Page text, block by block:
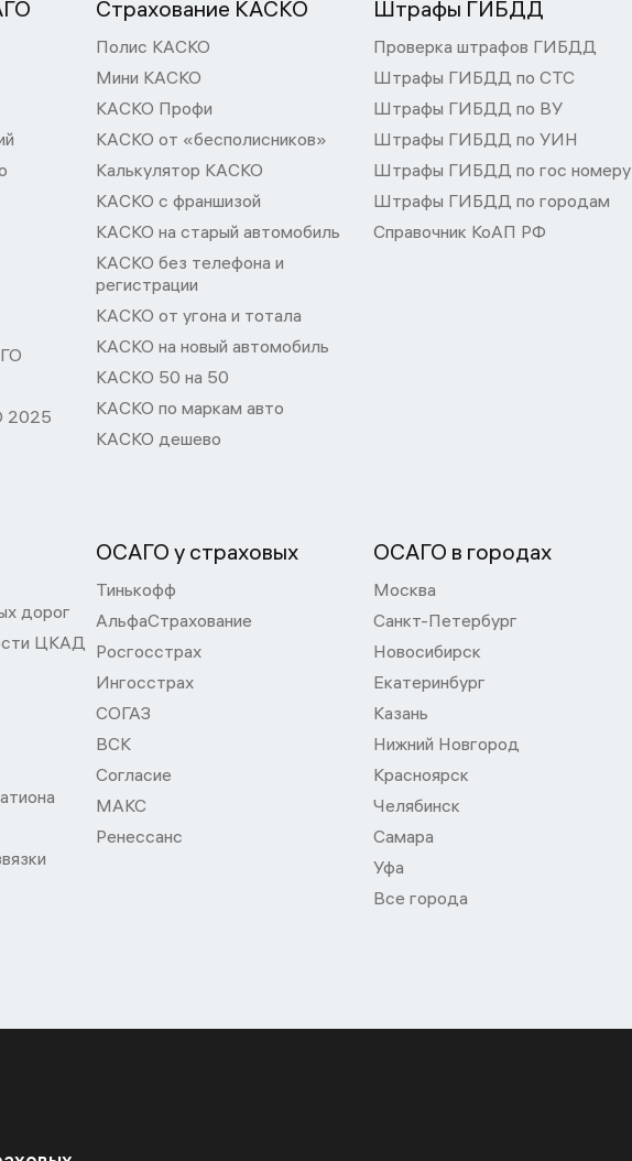
2025
Страхование КАСКО
Полис КАСКО
Мини КАСКО
КАСКО Профи
КАСКО от «бесполисников»
Калькулятор КАСКО
КАСКО с франшизой
КАСКО на старый автомобиль
КАСКО без телефона и
регистрации
КАСКО от угона и тотала
КАСКО на новый автомобиль
КАСКО 50 на 50
КАСКО по маркам авто
КАСКО дешево
Штрафы ГИБДД
Проверка штрафов ГИБДД
Штрафы ГИБДД по СТС
Штрафы ГИБДД по ВУ
Штрафы ГИБДД по УИН
Штрафы ГИБДД по гос номеру
Штрафы ГИБДД по городам
Справочник КоАП РФ
дорог
ЦКАД
ОСАГО у страховых
Тинькофф
АльфаСтрахование
Росгосстрах
Ингосстрах
СОГАЗ
ВСК
Согласие
МАКС
Ренессанс
ОСАГО в городах
Москва
Санкт-Петербург
Новосибирск
Екатеринбург
Казань
Нижний Новгород
Красноярск
Челябинск
Самара
Уфа
Все города